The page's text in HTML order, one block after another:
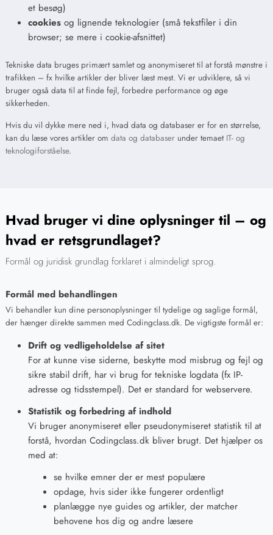
et besøg)
cookiesog lignende teknologier (små tekstfiler i din
browser; se mere i cookie-afsnittet)
Tekniske data bruges primært samlet og anonymiseret til at forstå mønstre i
trafikken – fx hvilke artikler der bliver læst mest. Vi er udviklere, så vi
bruger også data til at finde fejl, forbedre performance og øge
sikkerheden.
Hvis du vil dykke mere ned i, hvad data og databaser er for en størrelse,
kan du læse vores artikler om data og databaser under temaet IT- og
teknologiforståelse.
Hvad bruger vi dine oplysninger til – og
hvad er retsgrundlaget?
Formål og juridisk grundlag forklaret i almindeligt sprog.
Formål med behandlingen
Vi behandler kun dine personoplysninger til tydelige og saglige formål,
der hænger direkte sammen med Codingclass.dk. De vigtigste formål er:
Drift og vedligeholdelse af sitet
For at kunne vise siderne, beskytte mod misbrug og fejl og
sikre stabil drift, har vi brug for tekniske logdata (fx IP-
adresse og tidsstempel). Det er standard for webservere.
Statistik og forbedring af indhold
Vi bruger anonymiseret eller pseudonymiseret statistik til at
forstå, hvordan Codingclass.dk bliver brugt. Det hjælper os
med at:
se hvilke emner der er mest populære
opdage, hvis sider ikke fungerer ordentligt
planlægge nye guides og artikler, der matcher
behovene hos dig og andre læsere